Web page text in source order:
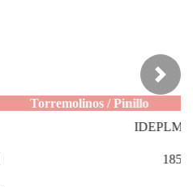
/ Pinillo
Next